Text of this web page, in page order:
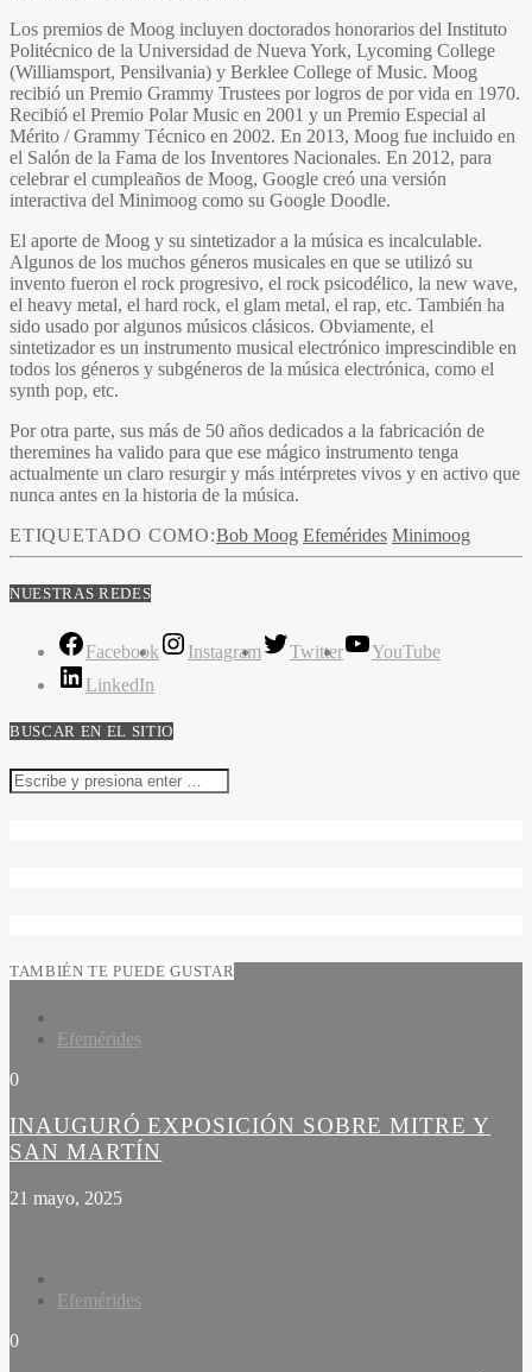
Los premios de Moog incluyen doctorados honorarios del Instituto
Politécnico de la Universidad de Nueva York, Lycoming College
(Williamsport, Pensilvania) y Berklee College of Music. Moog
recibió un Premio Grammy Trustees por logros de por vida en 1970.
Recibió el Premio Polar Music en 2001 y un Premio Especial al
Mérito / Grammy Técnico en 2002. En 2013, Moog fue incluido en
el Salón de la Fama de los Inventores Nacionales. En 2012, para
celebrar el cumpleaños de Moog, Google creó una versión
interactiva del Minimoog como su Google Doodle.
El aporte de Moog y su sintetizador a la música es incalculable.
Algunos de los muchos géneros musicales en que se utilizó su
invento fueron el rock progresivo, el rock psicodélico, la new wave,
el heavy metal, el hard rock, el glam metal, el rap, etc. También ha
sido usado por algunos músicos clásicos. Obviamente, el
sintetizador es un instrumento musical electrónico imprescindible en
todos los géneros y subgéneros de la música electrónica, como el
synth pop, etc.
Por otra parte, sus más de 50 años dedicados a la fabricación de
theremines ha valido para que ese mágico instrumento tenga
actualmente un claro resurgir y más intérpretes vivos y en activo que
nunca antes en la historia de la música.
ETIQUETADO COMO:Bob Moog Efemérides Minimoog
NUESTRAS REDES
Facebook Instagram Twitter
YouTube
LinkedIn
BUSCAR EN EL SITIO
TAMBIÉN TE PUEDE GUSTAR
Efemérides
0
INAUGURÓ EXPOSICIÓN SOBRE MITRE Y
SAN MARTÍN
21 mayo, 2025
Efemérides
0